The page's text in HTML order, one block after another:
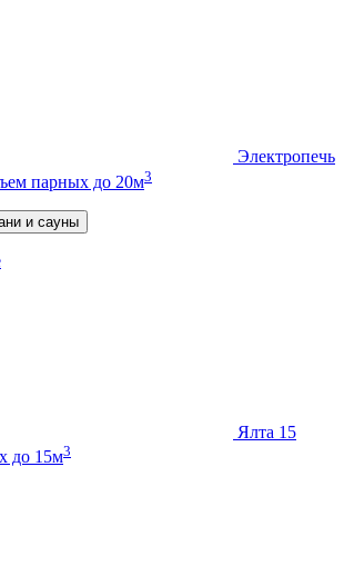
Электропечь
парных до 20м3
и сауны
Ялта 15
до 15м3